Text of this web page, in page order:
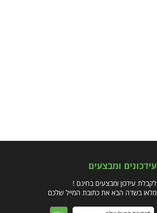
עידכונים ומבצעים
לקבלת עידכון ומבצעים בחינם !
מלאו בשדה הבא את כתובת המייל שלכם